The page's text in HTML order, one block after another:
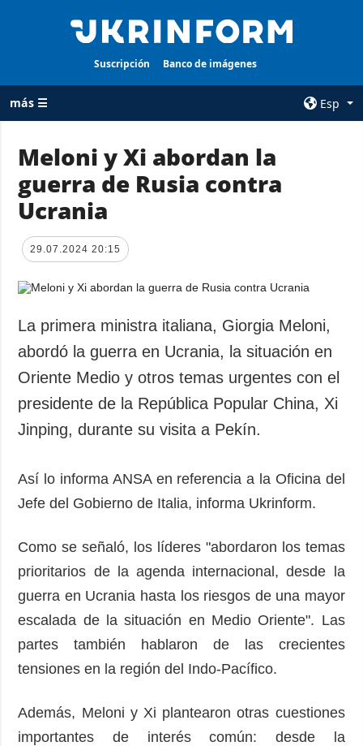
Suscripción Banco de imágenes
más ☰
Esp
TODAS LAS
CATEGORÍAS
Guerra
Reconstrucción
Política
Economía
Defensa
Sociedad y
Crimen
emergencias
AGENCIA
Política de
privacidad y
protección de
datos personales
Podcasts
Publicaciones
Entrevistas
Fotos
Video
Releases
Suscripción
Banco de
imágenes
Meloni y Xi abordan la
guerra de Rusia contra
Ucrania
29.07.2024 20:15
La primera ministra italiana, Giorgia Meloni,
abordó la guerra en Ucrania, la situación en
Oriente Medio y otros temas urgentes con el
presidente de la República Popular China, Xi
Jinping, durante su visita a Pekín.
Así lo informa ANSA en referencia a la Oficina del
Jefe del Gobierno de Italia, informa Ukrinform.
Como se señaló, los líderes "abordaron los temas
prioritarios de la agenda internacional, desde la
guerra en Ucrania hasta los riesgos de una mayor
escalada de la situación en Medio Oriente". Las
partes también hablaron de las crecientes
tensiones en la región del Indo-Pacífico.
Además, Meloni y Xi plantearon otras cuestiones
importantes de interés común: desde la